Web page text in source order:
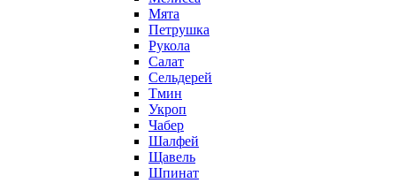
Мята
Петрушка
Рукола
Салат
Сельдерей
Тмин
Укроп
Чабер
Шалфей
Щавель
Шпинат